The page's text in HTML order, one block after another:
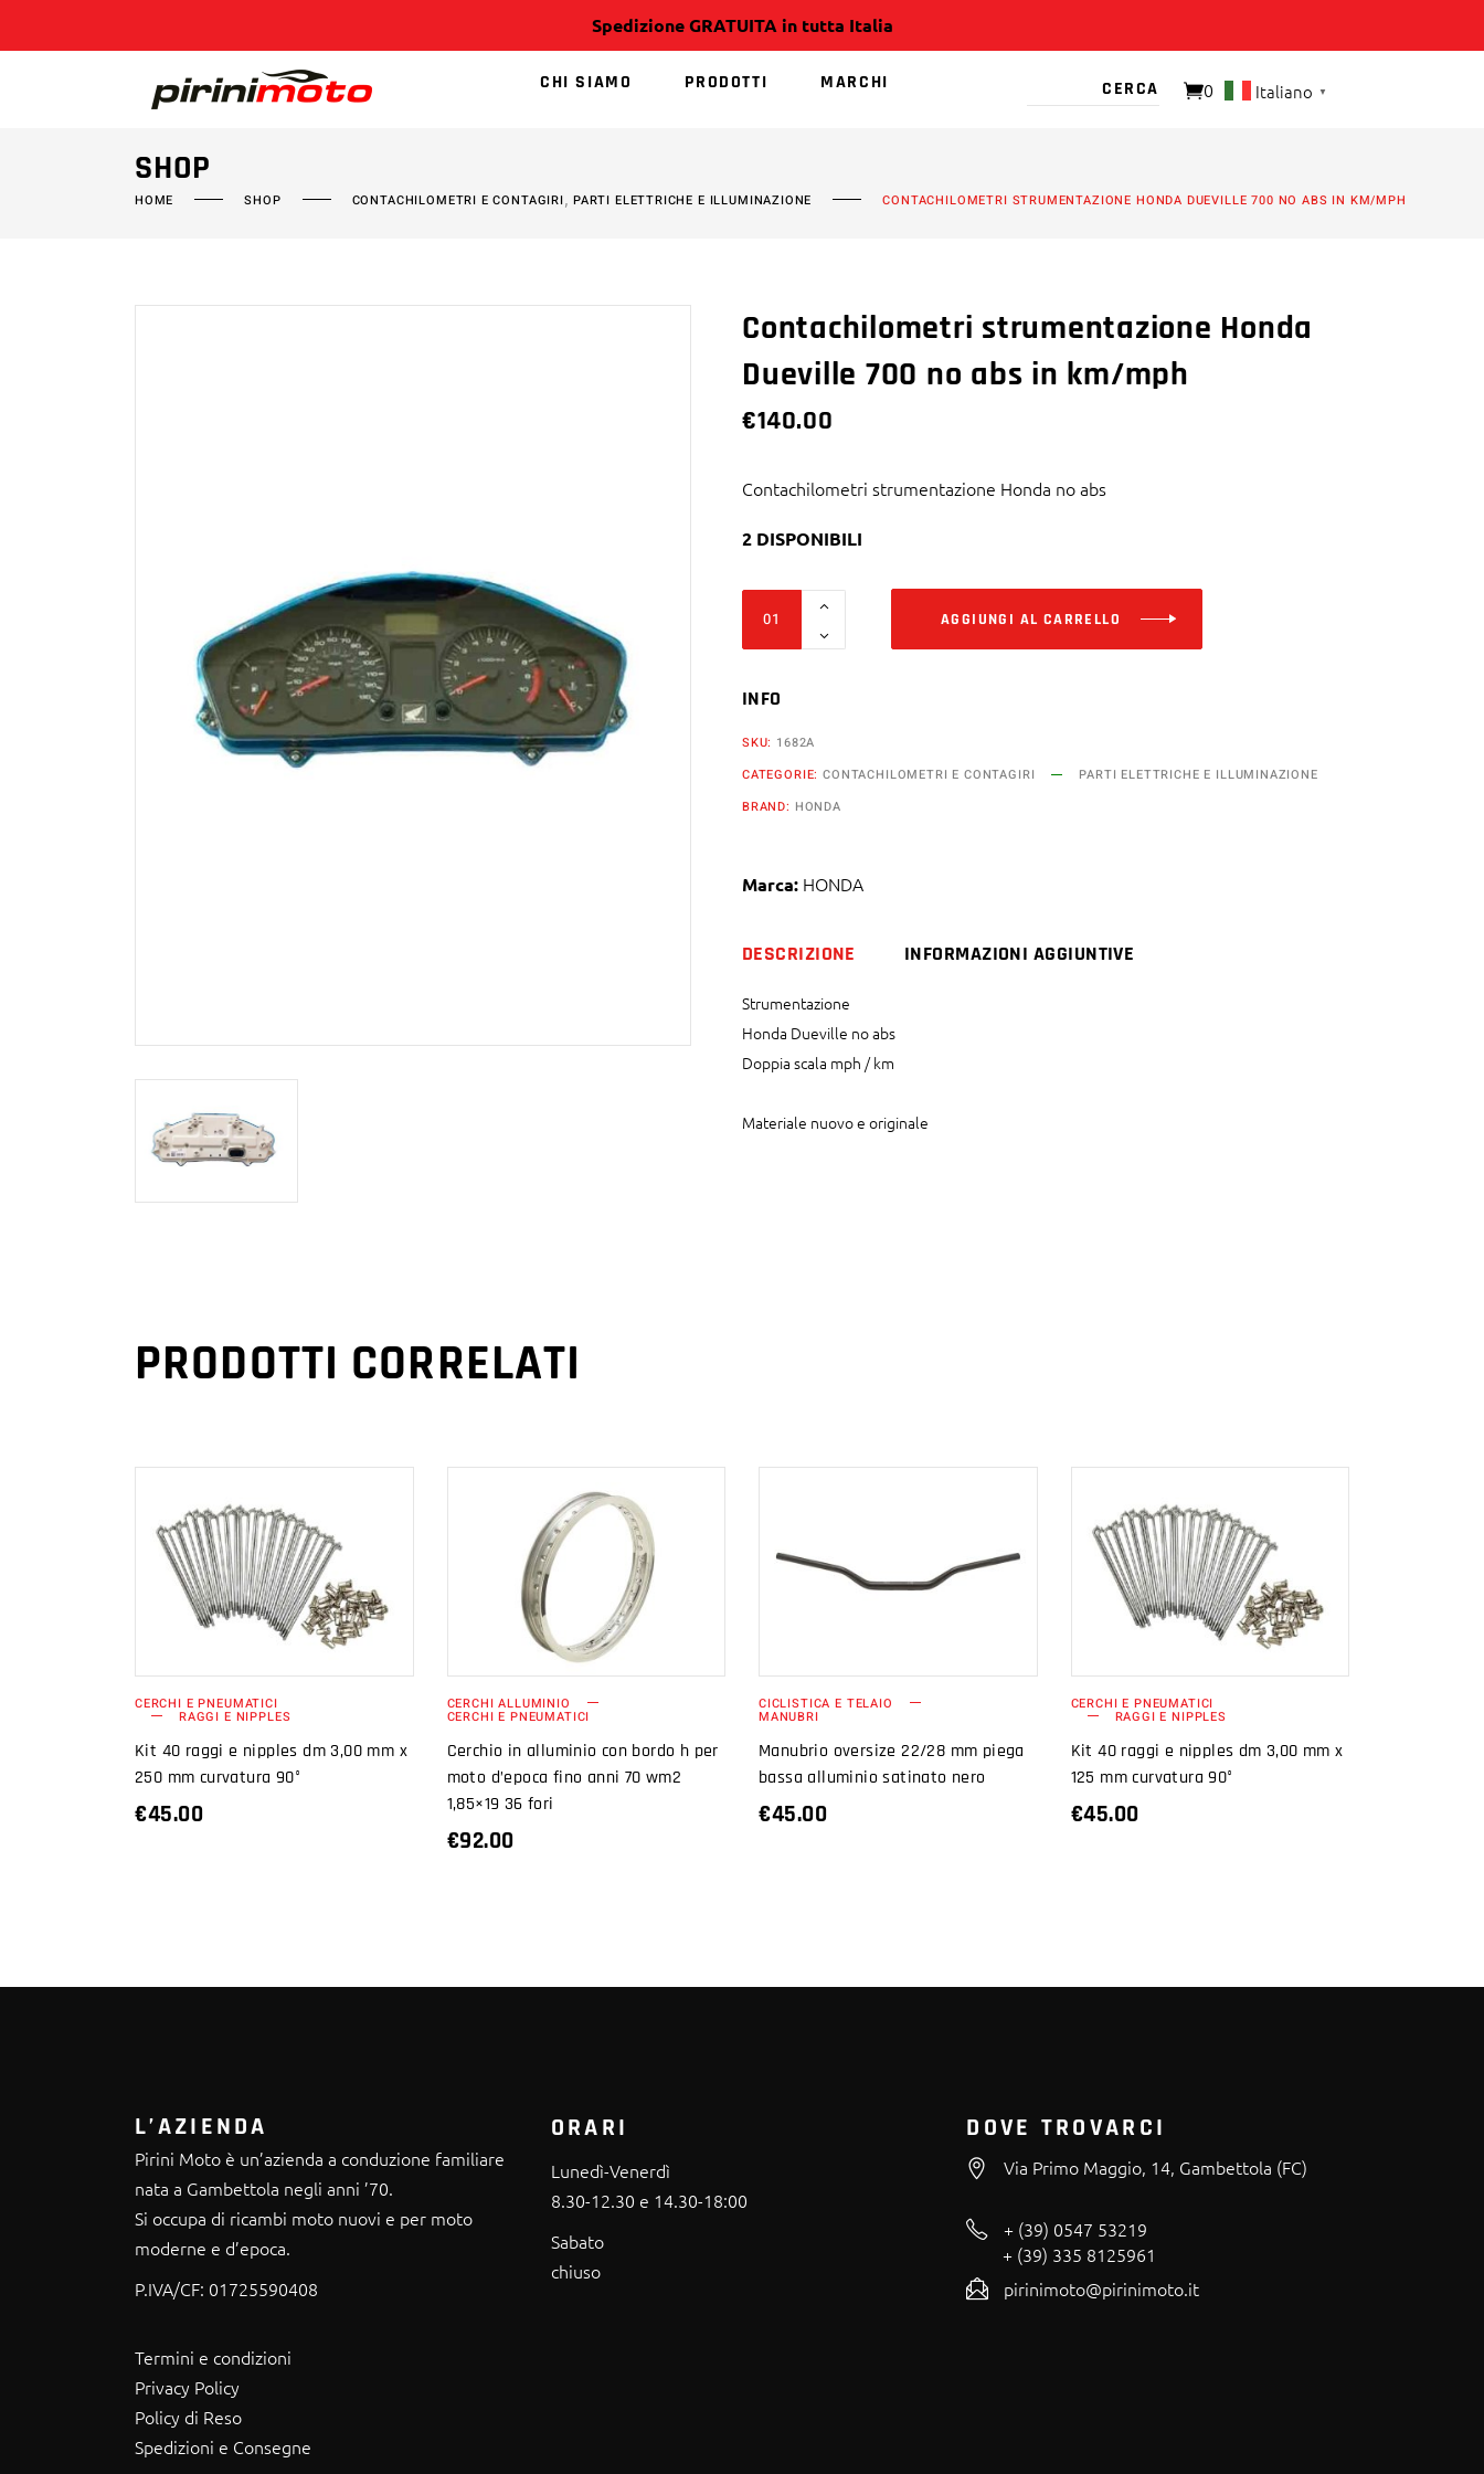
Spedizione GRATUITA in tutta Italia
CHI SIAMO PRODOTTI MARCHI 0 Italiano ▼
SHOP
HOME SHOP CONTACHILOMETRI E CONTAGIRI, PARTI ELETTRICHE E ILLUMINAZIONE CONTACHILOMETRI STRUMENTAZIONE HONDA DUEVILLE 700 NO ABS IN KM/MPH
Contachilometri strumentazione Honda
Dueville 700 no abs in km/mph
€140.00
Contachilometri strumentazione Honda no abs
2 DISPONIBILI
Contachilometri
strumentazione
Dueville
no
abs
in
AGGIUNGI AL CARRELLO
INFO
SKU: 1682A
CATEGORIE:CONTACHILOMETRI E CONTAGIRI
PARTI ELETTRICHE E ILLUMINAZIONE
BRAND: HONDA
Marca: HONDA
DESCRIZIONE INFORMAZIONI AGGIUNTIVE
Strumentazione
Honda Dueville no abs
Doppia scala mph / km
Materiale nuovo e originale
PRODOTTI CORRELATI
AGGIUNGI AL
CARRELLO
CERCHI E PNEUMATICI
RAGGI E NIPPLES
Kit 40 raggi e nipples dm 3,00 mm x
250 mm curvatura 90°
€45.00
AGGIUNGI AL
CARRELLO
CERCHI ALLUMINIO
CERCHI E PNEUMATICI
Cerchio in alluminio con bordo h per
moto d’epoca fino anni 70 wm2
1,85×19 36 fori
€92.00
CARRELLO
CICLISTICA E TELAIO
MANUBRI
Manubrio oversize 22/28 mm piega
bassa alluminio satinato nero
€45.00
AGGIUNGI AL
CARRELLO
CERCHI E PNEUMATICI
RAGGI E NIPPLES
Kit 40 raggi e nipples dm 3,00 mm x
125 mm curvatura 90°
€45.00
L’AZIENDA
Pirini Moto è un’azienda a conduzione familiare
nata a Gambettola negli anni ’70.
Si occupa di ricambi moto nuovi e per moto
moderne e d’epoca.
P.IVA/CF: 01725590408
Termini e condizioni
Privacy Policy
Policy di Reso
Spedizioni e Consegne
ORARI
Lunedì-Venerdì
8.30-12.30 e 14.30-18:00
Sabato
chiuso
DOVE TROVARCI
Via Primo Maggio, 14, Gambettola (FC)
+ (39) 0547 53219
+ (39) 335 8125961
pirinimoto@pirinimoto.it